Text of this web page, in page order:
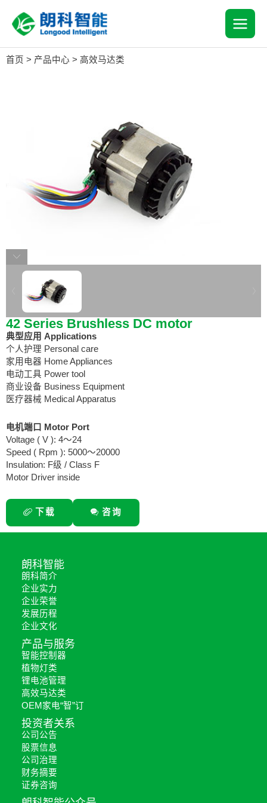
首页 > 产品中心 > 高效马达类
42 Series Brushless DC motor
典型应用 Applications
个人护理 Personal care
家用电器 Home Appliances
电动工具 Power tool
商业设备 Business Equipment
医疗器械 Medical Apparatus
电机端口 Motor Port
Voltage ( V ): 4～24
Speed ( Rpm ): 5000～20000
Insulation: F级 / Class F
Motor Driver inside
下载 咨询
朗科智能
朗科简介
企业实力
企业荣誉
发展历程
企业文化
产品与服务
智能控制器
植物灯类
锂电池管理
高效马达类
OEM家电“智”订
投资者关系
公司公告
股票信息
公司治理
财务摘要
证券咨询